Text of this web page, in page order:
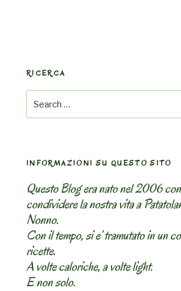
RICERCA
Search
for:
INFORMAZIONI SU QUESTO SITO
Questo Blog era nato nel 2006
condividere la nostra vita a
Nonno.
Con il tempo, si e’ tramutato in un
ricette.
A volte caloriche, a volte light.
E non solo.